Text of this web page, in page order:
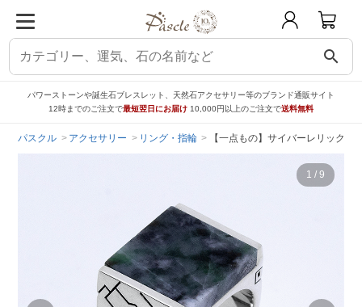
search
パワーストーンや誕生石ブレスレット、天然石アクセサリー等のブランド通販サイト
12時までのご注文で最短翌日にお届け 10,000円以上のご注文で送料無料
パスクル アクセサリー リング・指輪 【一点もの】サイバーレリック
1 / 9